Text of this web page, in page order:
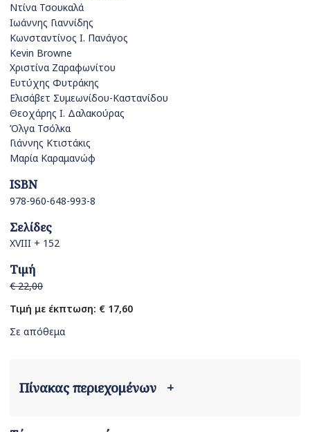
Ντίνα Τσουκαλά
Ιωάννης Γιαννίδης
Κωνσταντίνος Ι. Πανάγος
Kevin Browne
Χριστίνα Ζαραφωνίτου
Ευτύχης Φυτράκης
Ελισάβετ Συμεωνίδου-Καστανίδου
Θεοχάρης Ι. Δαλακούρας
Όλγα Τσόλκα
Γιάννης Κτιστάκις
Μαρία Καραμανώφ
ISBN
978-960-648-993-8
Σελίδες
XVIII + 152
Τιμή
€ 22,00
Τιμή με έκπτωση: € 17,60
Σε απόθεμα
Πίνακας περιεχομένων +